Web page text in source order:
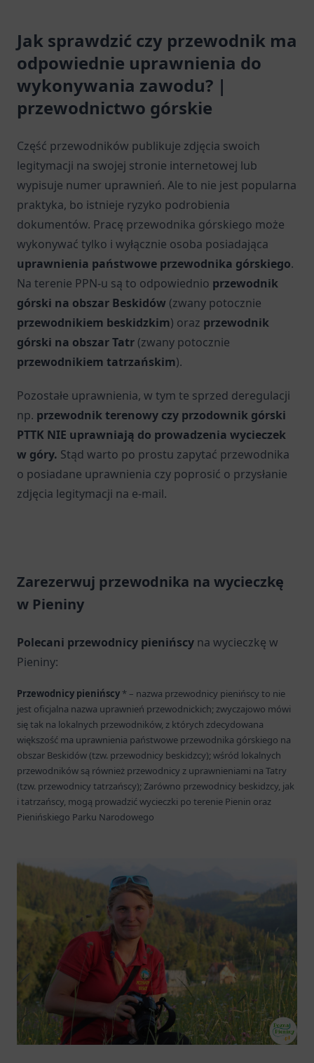
Jak sprawdzić czy przewodnik ma
odpowiednie uprawnienia do
wykonywania zawodu? |
przewodnictwo górskie
Część przewodników publikuje zdjęcia swoich
legitymacji na swojej stronie internetowej lub
wypisuje numer uprawnień. Ale to nie jest popularna
praktyka, bo istnieje ryzyko podrobienia
dokumentów. Pracę przewodnika górskiego może
wykonywać tylko i wyłącznie osoba posiadająca
uprawnienia państwowe przewodnika górskiego.
Na terenie PPN-u są to odpowiednio przewodnik
górski na obszar Beskidów (zwany potocznie
przewodnikiem beskidzkim) oraz przewodnik
górski na obszar Tatr (zwany potocznie
przewodnikiem tatrzańskim).
Pozostałe uprawnienia, w tym te sprzed deregulacji
np. przewodnik terenowy czy przodownik górski
PTTK NIE uprawniają do prowadzenia wycieczek
w góry. Stąd warto po prostu zapytać przewodnika
o posiadane uprawnienia czy poprosić o przysłanie
zdjęcia legitymacji na e-mail.
Zarezerwuj przewodnika na wycieczkę
w Pieniny
Polecani przewodnicy pienińscy na wycieczkę w
Pieniny:
Przewodnicy pienińscy * – nazwa przewodnicy pienińscy to nie
jest oficjalna nazwa uprawnień przewodnickich; zwyczajowo mówi
się tak na lokalnych przewodników, z których zdecydowana
większość ma uprawnienia państwowe przewodnika górskiego na
obszar Beskidów (tzw. przewodnicy beskidzcy); wśród lokalnych
przewodników są również przewodnicy z uprawnieniami na Tatry
(tzw. przewodnicy tatrzańscy); Zarówno przewodnicy beskidzcy, jak
i tatrzańscy, mogą prowadzić wycieczki po terenie Pienin oraz
Pienińskiego Parku Narodowego